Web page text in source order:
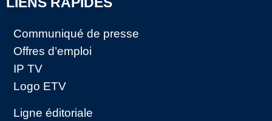
Communiqué de presse
Offres d’emploi
IP TV
Logo ETV
Ligne éditoriale